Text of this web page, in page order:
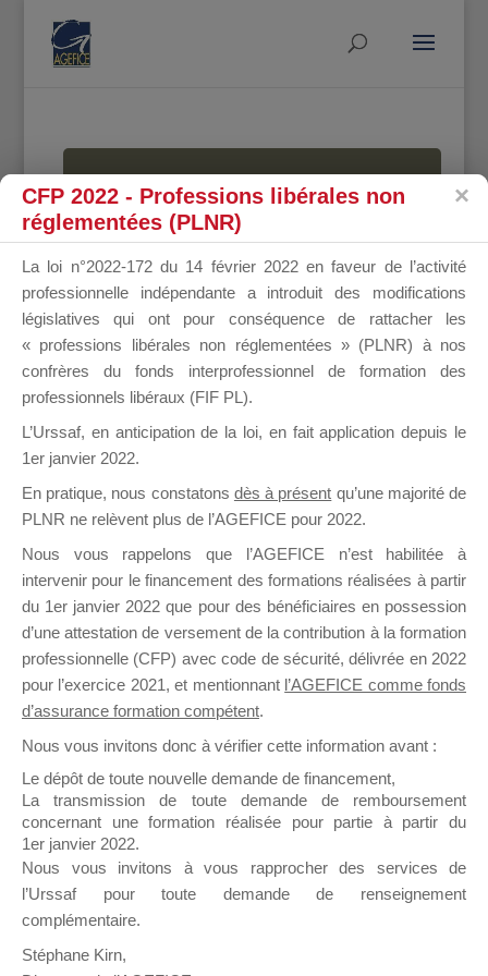
MALLETTE
DU
DIRIGEANT
Groupe Public
il y a un mois
Ce groupe est destiné aux Organismes de
Formation qui souhaitent répondre à l’Appel à
Propositions Mallette du Dirigeant.
sur lequel il est possible de laisser un message
ou poser une question.
NB : Il est nécessaire d’être
pouvoir rejoindre ce groupe
CFP 2022 - Professions libérales non
réglementées (PLNR)
La loi n°2022-172 du 14 février 2022 en faveur de l’activité
professionnelle indépendante a introduit des modifications
législatives qui ont pour conséquence de rattacher les
« professions libérales non réglementées » (PLNR) à nos
confrères du fonds interprofessionnel de formation des
professionnels libéraux (FIF PL).
L’Urssaf, en anticipation de la loi, en fait application depuis le
1er janvier 2022.
En pratique, nous constatons dès à présent qu’une majorité de
PLNR ne relèvent plus de l’AGEFICE pour 2022.
Nous vous rappelons que l’AGEFICE n’est habilitée à
intervenir pour le financement des formations réalisées à partir
du 1er janvier 2022 que pour des bénéficiaires en possession
d’une attestation de versement de la contribution à la formation
professionnelle (CFP) avec code de sécurité, délivrée en 2022
pour l’exercice 2021, et mentionnant l’AGEFICE comme fonds
d’assurance formation compétent.
Nous vous invitons donc à vérifier cette information avant :
Le dépôt de toute nouvelle demande de financement,
La transmission de toute demande de remboursement
concernant une formation réalisée pour partie à partir du
1er janvier 2022.
Nous vous invitons à vous rapprocher des services de
l’Urssaf pour toute demande de renseignement
complémentaire.
Stéphane Kirn,